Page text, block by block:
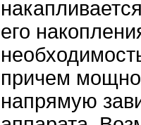
его
причем
напрямую